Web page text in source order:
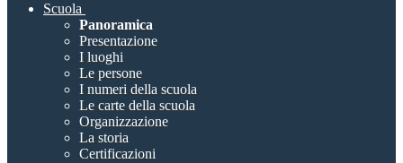
Scuola
Panoramica
Presentazione
I luoghi
Le persone
I numeri della scuola
Le carte della scuola
Organizzazione
La storia
Certificazioni